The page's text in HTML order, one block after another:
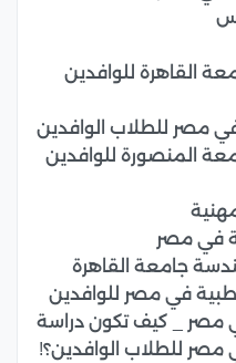
القاهرة للوافدين
مصر للطلاب الوافدين
المنصورة للوافدين
في مصر
جامعة القاهرة
في مصر للوافدين
مصر _ كيف تكون دراسة
مصر للطلاب الوافدين؟!